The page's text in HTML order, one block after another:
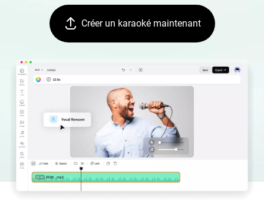
Créer un karaoké maintenant